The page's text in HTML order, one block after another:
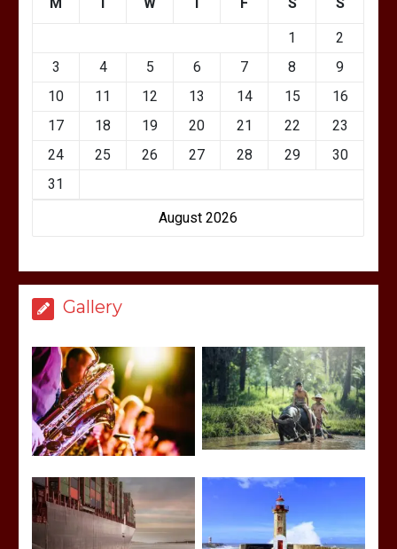
August 2026
M T W T F S S
1
2
3
4 5 6 7 8
9
10
11 12 13 14 15
16
17
18 19 20 21 22
23
24
25 26 27 28 29
30
31
Gallery